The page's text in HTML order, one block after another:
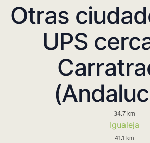
Otras
UPS
34.7 km
Igualeja
41.1 km